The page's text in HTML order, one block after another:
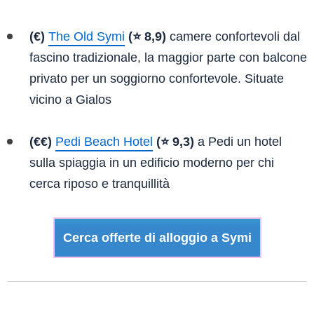
(€) The Old Symi (⭐ 8,9) camere confortevoli dal
fascino tradizionale, la maggior parte con balcone
privato per un soggiorno confortevole. Situate
vicino a Gialos
(€€) Pedi Beach Hotel (⭐ 9,3) a Pedi un hotel
sulla spiaggia in un edificio moderno per chi
cerca riposo e tranquillità
Cerca offerte di alloggio a Symi